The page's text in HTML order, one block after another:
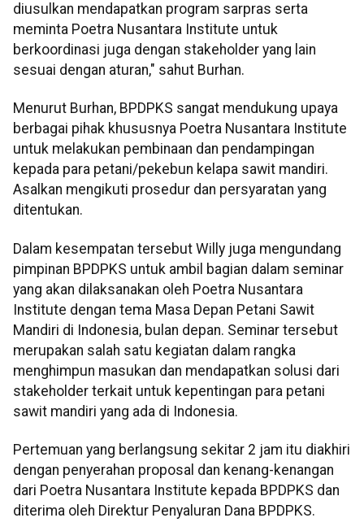
diusulkan mendapatkan program sarpras serta
meminta Poetra Nusantara Institute untuk
berkoordinasi juga dengan stakeholder yang lain
sesuai dengan aturan," sahut Burhan.
Menurut Burhan, BPDPKS sangat mendukung upaya
berbagai pihak khususnya Poetra Nusantara Institute
untuk melakukan pembinaan dan pendampingan
kepada para petani/pekebun kelapa sawit mandiri.
Asalkan mengikuti prosedur dan persyaratan yang
ditentukan.
Dalam kesempatan tersebut Willy juga mengundang
pimpinan BPDPKS untuk ambil bagian dalam seminar
yang akan dilaksanakan oleh Poetra Nusantara
Institute dengan tema Masa Depan Petani Sawit
Mandiri di Indonesia, bulan depan. Seminar tersebut
merupakan salah satu kegiatan dalam rangka
menghimpun masukan dan mendapatkan solusi dari
stakeholder terkait untuk kepentingan para petani
sawit mandiri yang ada di Indonesia.
Pertemuan yang berlangsung sekitar 2 jam itu diakhiri
dengan penyerahan proposal dan kenang-kenangan
dari Poetra Nusantara Institute kepada BPDPKS dan
diterima oleh Direktur Penyaluran Dana BPDPKS.